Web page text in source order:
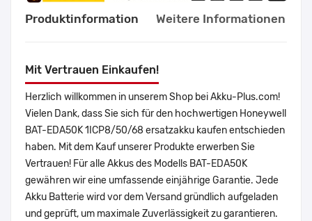
Produktinformation Weitere Informationen
Mit Vertrauen Einkaufen!
Herzlich willkommen in unserem Shop bei Akku-Plus.com!
Vielen Dank, dass Sie sich für den hochwertigen Honeywell
BAT-EDA50K 1ICP8/50/68 ersatzakku kaufen entschieden
haben. Mit dem Kauf unserer Produkte erwerben Sie
Vertrauen! Für alle Akkus des Modells BAT-EDA50K
gewähren wir eine umfassende einjährige Garantie. Jede
Akku Batterie wird vor dem Versand gründlich aufgeladen
und geprüft, um maximale Zuverlässigkeit zu garantieren.